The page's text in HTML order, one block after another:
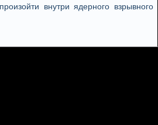
внутри ядерного взрывного